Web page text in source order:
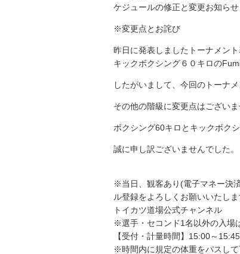
ケジュールの修正と変更お知らせ
※変更点とお詫び
昨日に発表しましたトーナメン
キックボクシング６０キロの
したがいまして、今回のトーナ
その他の階級に変更点はございま
ボクシング60キロとキックボク
誠に申し訳ございませんでした。
※当日、観客あり(電子マネー決
ル登録をよろしくお願いいたしま
トイカツ道場公式チャンネル
※選手・セコンド1名以外の入場
【受付・計量時間】15:00～
※時間内に規定の体重をパスして